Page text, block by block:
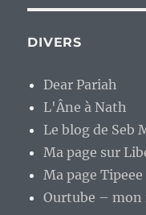
DIVERS
Dear Pariah
L'Âne à Nath
Le blog de Seb
Ma page sur
Ma page Tipeee
Ourtube – mon